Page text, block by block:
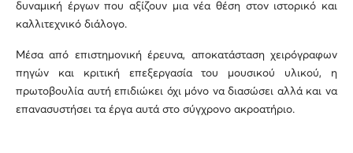
δυναμική έργων που αξίζουν μια νέα θέση στον ιστορικό και
καλλιτεχνικό διάλογο.
Μέσα από επιστημονική έρευνα, αποκατάσταση χειρόγραφων
πηγών και κριτική επεξεργασία του μουσικού υλικού, η
πρωτοβουλία αυτή επιδιώκει όχι μόνο να διασώσει αλλά και να
επανασυστήσει τα έργα αυτά στο σύγχρονο ακροατήριο.